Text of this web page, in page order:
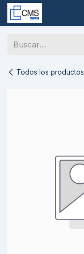
Ir al contenido
Todos los productos